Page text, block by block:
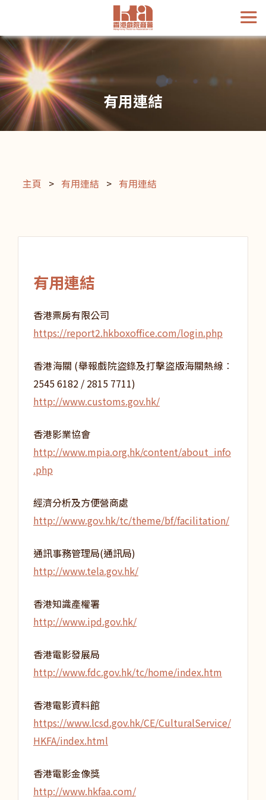
有用連結
主頁 > 有用連結 > 有用連結
有用連結
香港票房有限公司
https://report2.hkboxoffice.com/login.php
香港海關 (舉報戲院盜錄及打擊盜版海關熱線︰
2545 6182 / 2815 7711)
http://www.customs.gov.hk/
香港影業協會
http://www.mpia.org.hk/content/about_info
.php
經濟分析及方便營商處
http://www.gov.hk/tc/theme/bf/facilitation/
通訊事務管理局(通訊局)
http://www.tela.gov.hk/
香港知識產權署
http://www.ipd.gov.hk/
香港電影發展局
http://www.fdc.gov.hk/tc/home/index.htm
香港電影資料館
https://www.lcsd.gov.hk/CE/CulturalService/
HKFA/index.html
香港電影金像獎
http://www.hkfaa.com/